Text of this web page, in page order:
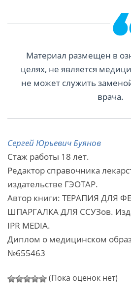
Материал размещен в
целях, не является
не может служить
врача.
Сергей Юрьевич Буянов
Стаж работы 18 лет.
Редактор справочника
издательстве ГЭОТАР.
Автор книги: ТЕРАПИЯ ДЛЯ
ШПАРГАЛКА ДЛЯ ССУЗов.
IPR MEDIA.
Диплом о медицинском
№655463
(Пока оценок нет)